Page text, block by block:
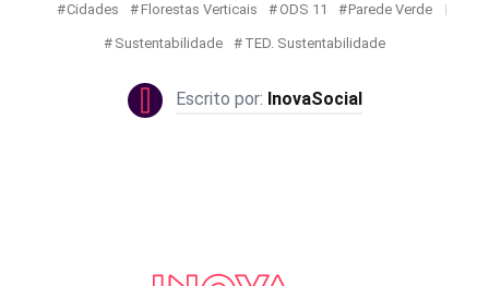
Cidades Florestas Verticais ODS 11 Parede Verde
Sustentabilidade TED. Sustentabilidade
InovaSocial